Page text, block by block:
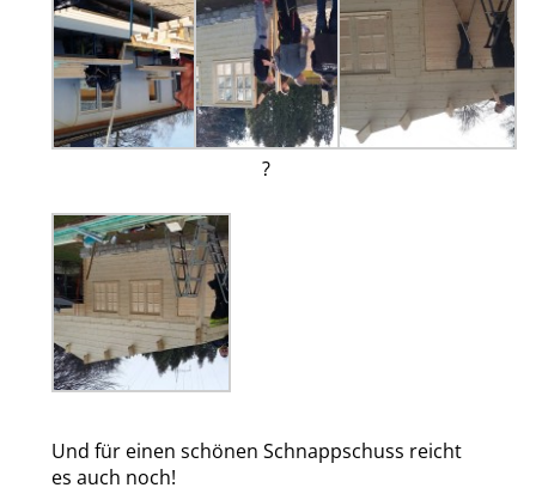
?
Und für einen schönen Schnappschuss reicht
es auch noch!